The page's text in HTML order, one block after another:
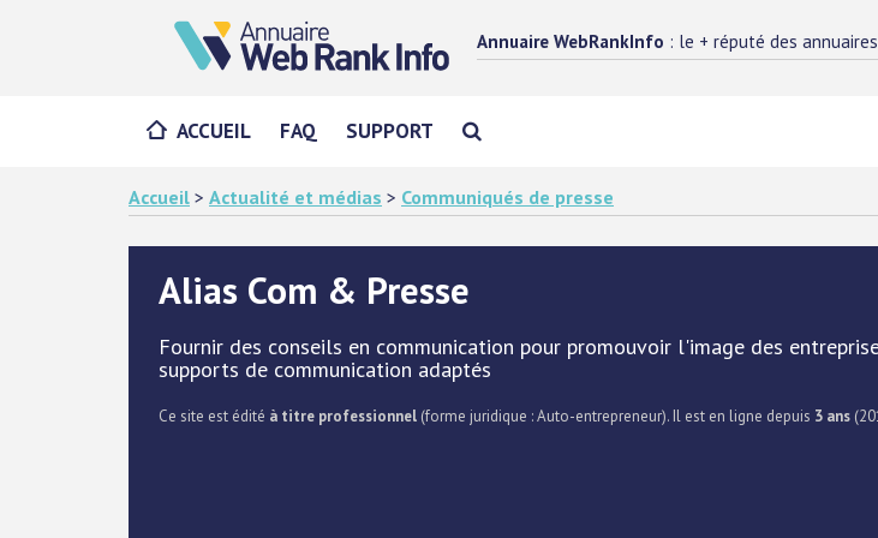
Annuaire WebRankInfo : le + réputé des
ACCUEIL FAQ SUPPORT
Accueil > Actualité et médias > Communiqués de presse
Alias Com & Presse
Fournir des conseils en communication pour promouvoir l'image des
supports de communication adaptés
Ce site est édité à titre professionnel (forme juridique : Auto-entrepreneur). Il est en ligne depuis 3 ans